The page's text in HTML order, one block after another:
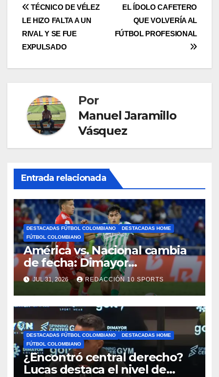
EL ÍDOLO CAFETERO
QUE VOLVERÍA AL
FÚTBOL PROFESIONAL
TÉCNICO DE VÉLEZ
LE HIZO FALTA A UN
RIVAL Y SE FUE
EXPULSADO
Por
Manuel Jaramillo
Vásquez
Entrada relacionada
DESTACADAS FÚTBOL COLOMBIANO
DESTACADAS HOME
FÚTBOL COLOMBIANO
América vs. Nacional cambia
de fecha: Dimayor
reprogramó el clásico por
motivos de seguridad
JUL 31, 2026 REDACCIÓN 10 SPORTS
DESTACADAS FÚTBOL COLOMBIANO
DESTACADAS HOME
FÚTBOL COLOMBIANO
¿Encontró central derecho?
Lucas destaca el nivel de